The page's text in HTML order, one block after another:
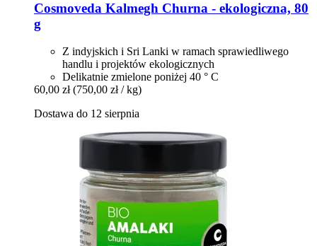
Cosmoveda Kalmegh Churna -​ ekologiczna, 80
g
Z indyjskich i Sri Lanki w ramach sprawiedliwego
handlu i projektów ekologicznych
Delikatnie zmielone poniżej 40 ° C
60,00 zł (750,00 zł / kg)
Dostawa do 12 sierpnia